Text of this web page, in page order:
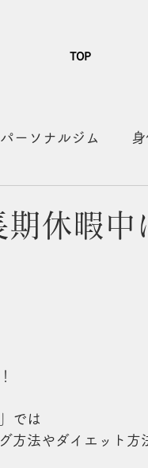
TOP
パーソナルジム
休暇中
では
方法やダイエット方